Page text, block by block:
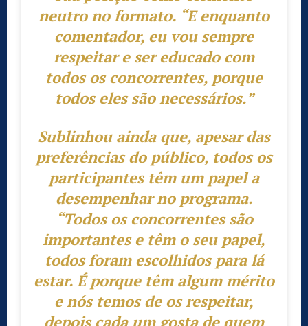
neutro no formato. “E enquanto
comentador, eu vou sempre
respeitar e ser educado com
todos os concorrentes, porque
todos eles são necessários.”
Sublinhou ainda que, apesar das
preferências do público, todos os
participantes têm um papel a
desempenhar no programa.
“Todos os concorrentes são
importantes e têm o seu papel,
todos foram escolhidos para lá
estar. É porque têm algum mérito
e nós temos de os respeitar,
depois cada um gosta de quem